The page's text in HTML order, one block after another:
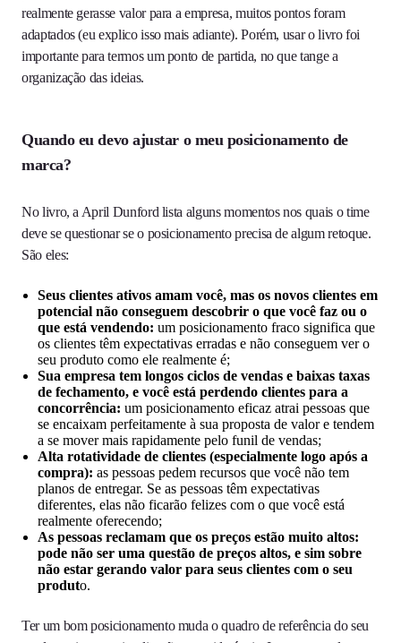
realmente gerasse valor para a empresa, muitos pontos foram
adaptados (eu explico isso mais adiante). Porém, usar o livro foi
importante para termos um ponto de partida, no que tange a
organização das ideias.
Quando eu devo ajustar o meu posicionamento de
marca?
No livro, a April Dunford lista alguns momentos nos quais o time
deve se questionar se o posicionamento precisa de algum retoque.
São eles:
Seus clientes ativos amam você, mas os novos clientes em
potencial não conseguem descobrir o que você faz ou o
que está vendendo: um posicionamento fraco significa que
os clientes têm expectativas erradas e não conseguem ver o
seu produto como ele realmente é;
Sua empresa tem longos ciclos de vendas e baixas taxas
de fechamento, e você está perdendo clientes para a
concorrência: um posicionamento eficaz atrai pessoas que
se encaixam perfeitamente à sua proposta de valor e tendem
a se mover mais rapidamente pelo funil de vendas;
Alta rotatividade de clientes (especialmente logo após a
compra): as pessoas pedem recursos que você não tem
planos de entregar. Se as pessoas têm expectativas
diferentes, elas não ficarão felizes com o que você está
realmente oferecendo;
As pessoas reclamam que os preços estão muito altos:
pode não ser uma questão de preços altos, e sim sobre
não estar gerando valor para seus clientes com o seu
produto.
Ter um bom posicionamento muda o quadro de referência do seu